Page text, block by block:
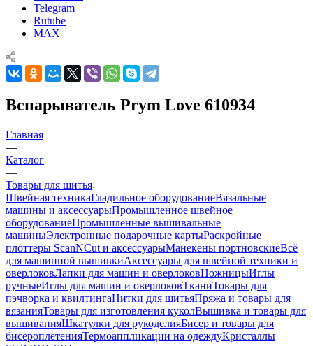
Telegram
Rutube
MAX
Вспарыватель Prym Love 610934
Главная
—
Каталог
—
Товары для шитья
Швейная техникаГладильное оборудованиеВязальные
машины и аксессуарыПромышленное швейное
оборудованиеПромышленные вышивальные
машиныЭлектронные подарочные картыРаскройные
плоттеры ScanNCut и аксессуарыМанекены портновскиеВсё
для машинной вышивкиАксессуары для швейной техники и
оверлоковЛапки для машин и оверлоковНожницыИглы
ручныеИглы для машин и оверлоковТканиТовары для
пэчворка и квилтингаНитки для шитьяПряжа и товары для
вязанияТовары для изготовления куколВышивка и товары для
вышиванияШкатулки для рукоделияБисер и товары для
бисероплетенияТермоаппликации на одеждуКристаллы